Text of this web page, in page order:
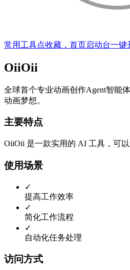
常用工具点收藏，首页启动台一键
OiiOii
全球首个专业动画创作Agent智能
动画梦想。
主要特点
OiiOii 是一款实用的 AI 工具，可
使用场景
✓
提高工作效率
✓
简化工作流程
✓
自动化任务处理
访问方式